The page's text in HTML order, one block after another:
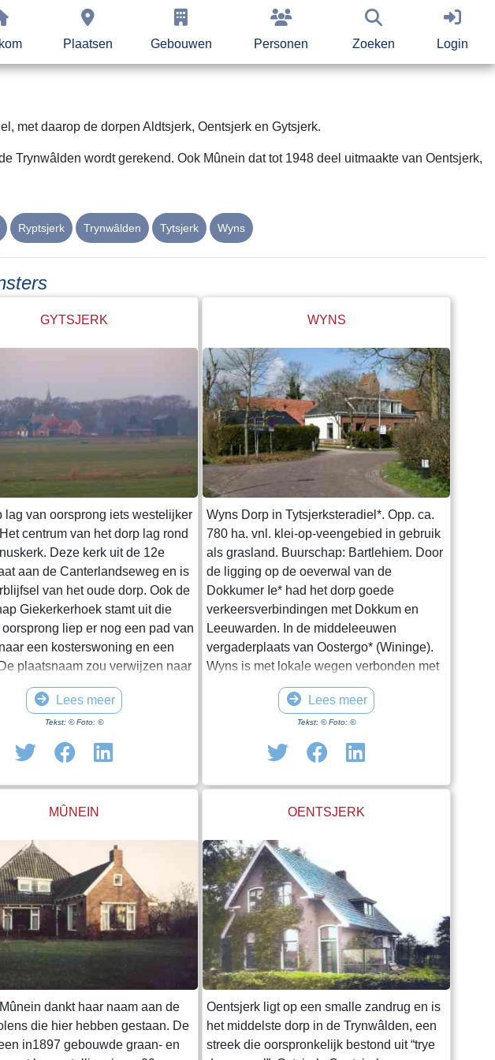
Plaatsen Gebouwen Personen Zoeken Login
met daarop de dorpen Aldtsjerk, Oentsjerk en Gytsjerk.
Trynwâlden wordt gerekend. Ook Mûnein dat tot 1948 deel uitmaakte van Oentsjerk,
Ryptsjerk Trynwâlden Tytsjerk Wyns
GYTSJERK
lag van oorsprong iets westelijker
centrum van het dorp lag rond
Deze kerk uit de 12e
aan de Canterlandseweg en is
van het oude dorp. Ook de
Giekerkerhoek stamt uit die
liep er nog een pad van
een kosterswoning en een
plaatsnaam zou verwijzen naar
of eigenaar van de kerk, ene
1439 werd de plaats vermeld als
in 1511 als Geekerck(e) en in
Ghietercke. Aan een oudere
als Ghetzercka in 1242 wordt
Lees meer
Tekst: © Foto: ©
WYNS
Wyns Dorp in Tytsjerksteradiel*. Opp. ca.
780 ha. vnl. klei-op-veengebied in gebruik
als grasland. Buurschap: Bartlehiem. Door
de ligging op de oeverwal van de
Dokkumer Ie* had het dorp goede
verkeersverbindingen met Dokkum en
Leeuwarden. In de middeleeuwen
vergaderplaats van Oostergo* (Wininge).
Wyns is met lokale wegen verbonden met
de buurdorpen in de Trynwâlden*
(waarmee wordt samengewerkt) en
vandaar met Leeuwarden. Er zijn geen
voorzieningen, afgezien van een vnl.
toeristisch fietsen voetveer met
wordt gebruikt door de PKN. Bron:
Lees meer
Tekst: © Foto: ©
MÛNEIN
dankt haar naam aan de
die hier hebben gestaan. De
in1897 gebouwde graan- en
OENTSJERK
Oentsjerk ligt op een smalle zandrug en is
het middelste dorp in de Trynwâlden, een
streek die oorspronkelijk bestond uit “trye